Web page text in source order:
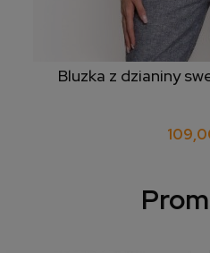
Bluzka z dzianiny